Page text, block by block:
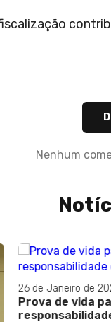
Nenhum
de 2023
vida passará a
do INSS